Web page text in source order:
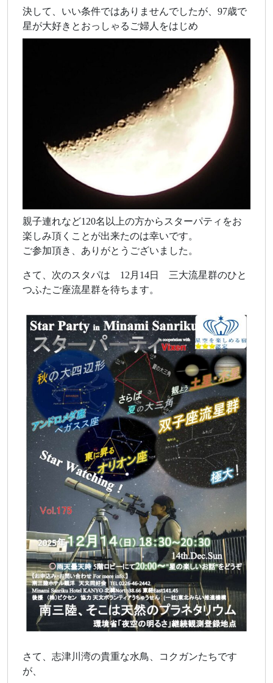
決して、いい条件ではありませんでしたが、97歳で
星が大好きとおっしゃるご婦人をはじめ
親子連れなど120名以上の方からスターパティをお
楽しみ頂くことが出来たのは幸いです。
ご参加頂き、ありがとうございました。
さて、次のスタパは 12月14日 三大流星群のひと
つふたご座流星群を待ちます。
さて、志津川湾の貴重な水鳥、コクガンたちです
が、